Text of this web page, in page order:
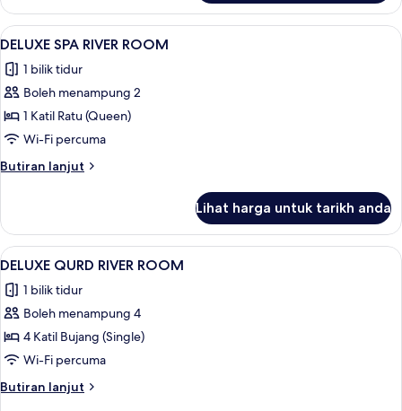
Double
(City
View)
Lihat
semua
foto
untuk
DELUXE
SPA
RIVER
ROOM
Peralatan tempat tidur premium,
11
DELUXE SPA RIVER ROOM
1 bilik tidur
Boleh menampung 2
1 Katil Ratu (Queen)
Wi-Fi percuma
Butiran lanjut
Butiran
SPA
RIVER
ROOM
Lihat harga untuk tarikh anda
Lihat
semua
foto
untuk
DELUXE
QURD
RIVER
ROOM
Peralatan tempat tidur premium,
10
DELUXE QURD RIVER ROOM
1 bilik tidur
Boleh menampung 4
4 Katil Bujang (Single)
Wi-Fi percuma
Butiran lanjut
Butiran